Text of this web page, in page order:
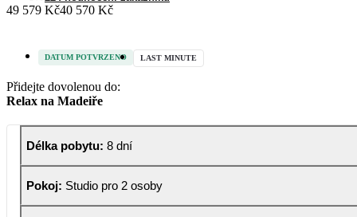
49 579 Kč40 570 Kč
DATUM POTVRZENO LAST MINUTE
Přidejte dovolenou do:
Relax na Madeiře
Délka pobytu: 8 dní
Pokoj: Studio pro 2 osoby